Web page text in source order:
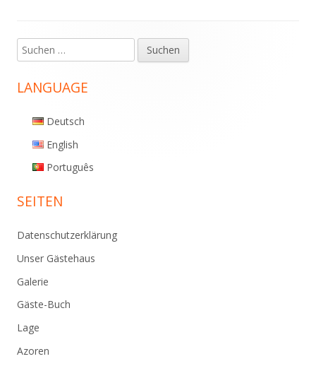
Haupt-
Seitenleiste
Suchen
nach:
LANGUAGE
Deutsch
English
Português
SEITEN
Datenschutzerklärung
Unser Gästehaus
Galerie
Gäste-Buch
Lage
Azoren